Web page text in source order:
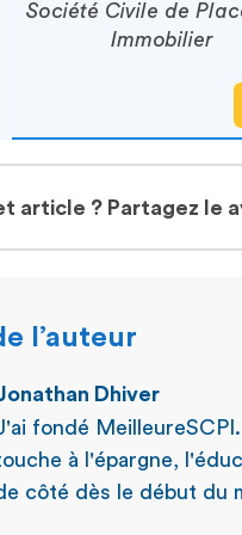
Société Civile de
Immobilier
article ? Partagez le
l’auteur
Dhiver
fondé
à l'épargne,
côté dès le début du